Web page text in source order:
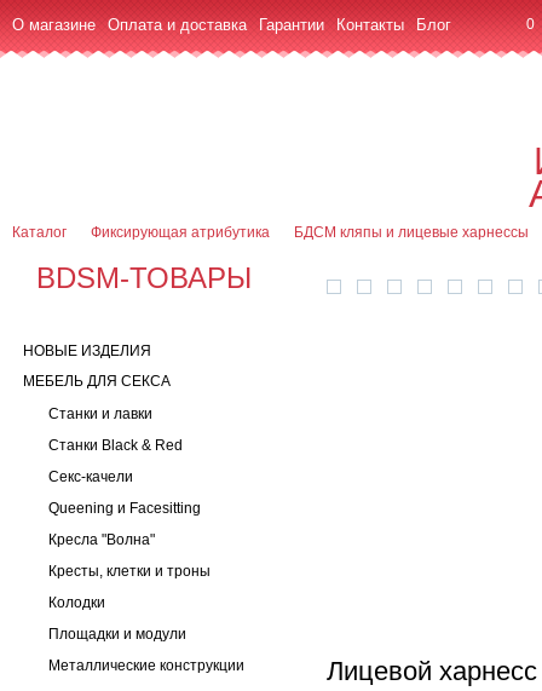
О магазине Оплата и доставка Гарантии Контакты Блог 0
Каталог Фиксирующая атрибутика БДСМ кляпы и лицевые харнессы
BDSM-ТОВАРЫ
НОВЫЕ ИЗДЕЛИЯ
МЕБЕЛЬ ДЛЯ СЕКСА
Станки и лавки
Станки Black & Red
Секс-качели
Queening и Facesitting
Кресла "Волна"
Кресты, клетки и троны
Колодки
Площадки и модули
Металлические конструкции
Лицевой